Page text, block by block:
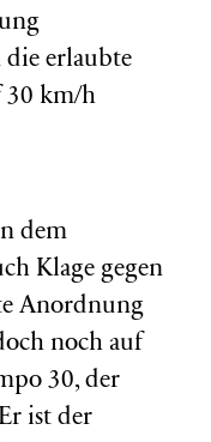
die erlaubte
30 km/h
dem
Klage gegen
Anordnung
noch auf
30, der
ist der